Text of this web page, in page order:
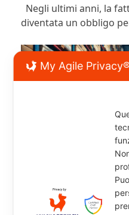
Negli ultimi anni, la
diventata un obbligo
Fatture con lotti o
ricevute in formato
My Agile Privacy®